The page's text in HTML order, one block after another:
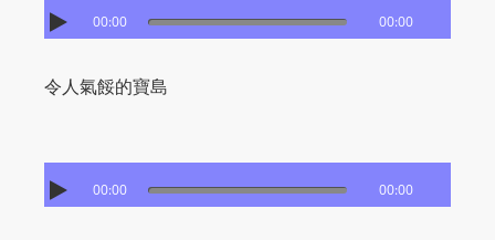
00:00 00:00
令人氣餒的寶島
00:00 00:00